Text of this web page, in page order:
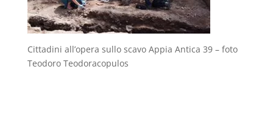
Cittadini all’opera sullo scavo Appia Antica 39 – foto
Teodoro Teodoracopulos